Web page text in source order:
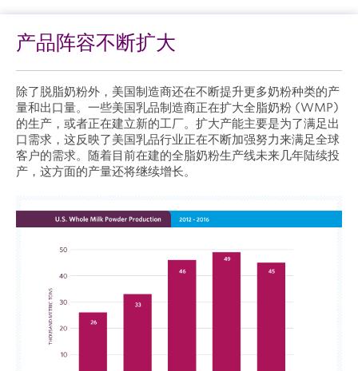
产品阵容不断扩大
除了脱脂奶粉外，美国制造商还在不断提升更多奶粉种类的产
量和出口量。一些美国乳品制造商正在扩大全脂奶粉 (WMP)
的生产，或者正在建立新的工厂。扩大产能主要是为了满足出
口需求，这反映了美国乳品行业正在不断加强努力来满足全球
客户的需求。随着目前在建的全脂奶粉生产线未来几年陆续投
产，这方面的产量还将继续增长。